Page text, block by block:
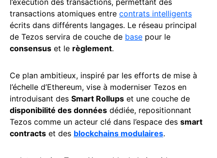
transactions atomiques entre contrats intelligents
écrits dans différents langages. Le réseau principal
de Tezos servira de couche de base pour le
consensus et le règlement.
Ce plan ambitieux, inspiré par les efforts de mise à
l’échelle d’Ethereum, vise à moderniser Tezos en
introduisant des Smart Rollups et une couche de
disponibilité des données dédiée, repositionnant
Tezos comme un acteur clé dans l’espace des smart
contracts et des blockchains modulaires.